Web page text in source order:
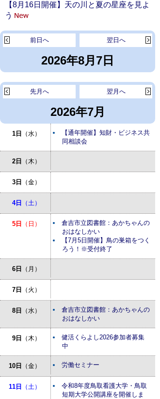
【8月16日開催】天の川と夏の星座を見よ
う
2026年8月7日
翌日へ
前日へ
2026年7月
翌月へ
先月へ
1日 （水）
【通年開催】知財・ビジネス共
同相談会
2日 （木）
3日 （金）
4日 （土）
5日 （日）
倉吉市立図書館：あかちゃんの
おはなしかい
【7月5日開催】鳥の巣箱をつく
ろう！※受付終了
6日 （月）
7日 （火）
8日 （水）
倉吉市立図書館：あかちゃんの
おはなしかい
9日 （木）
健活くらよし2026参加者募集
中
10日 （金） 労働セミナー
11日 （土）
令和8年度鳥取看護大学・鳥取
短期大学公開講座を開催しま